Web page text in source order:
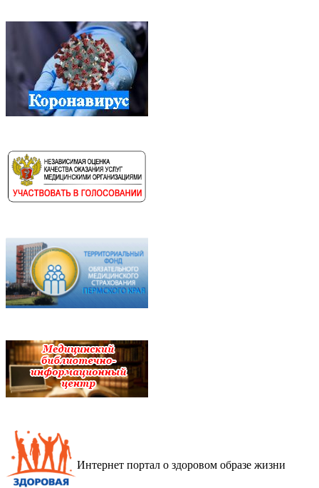
Интернет портал о здоровом образе жизни